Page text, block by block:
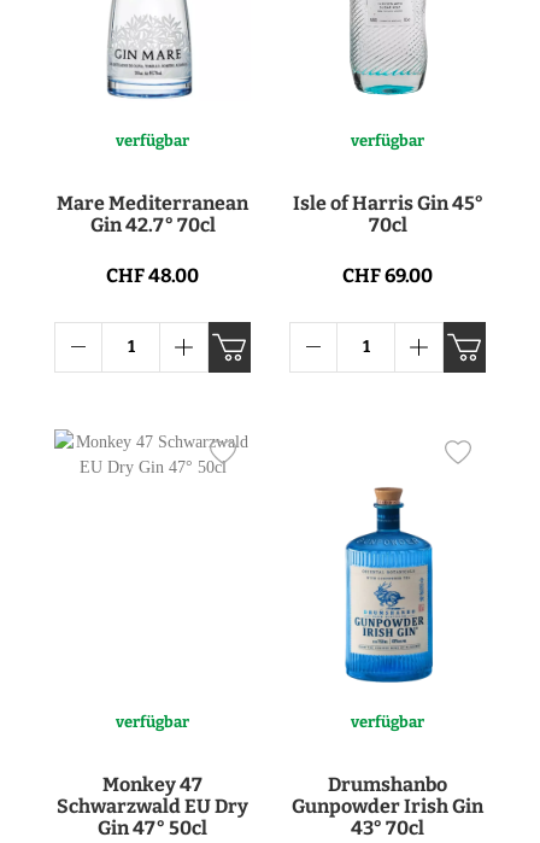
verfügbar
Mare Mediterranean
Gin 42.7° 70cl
CHF 48.00
verfügbar
Isle of Harris Gin 45°
70cl
CHF 69.00
verfügbar
Monkey 47
Schwarzwald EU Dry
Gin 47° 50cl
verfügbar
Drumshanbo
Gunpowder Irish Gin
43° 70cl